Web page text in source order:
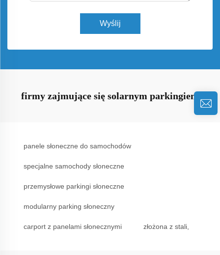
Wyślij
firmy zajmujące się solarnym parkingiem
panele słoneczne do samochodów
specjalne samochody słoneczne
przemysłowe parkingi słoneczne
modularny parking słoneczny
carport z panelami słonecznymi złożona z stali,